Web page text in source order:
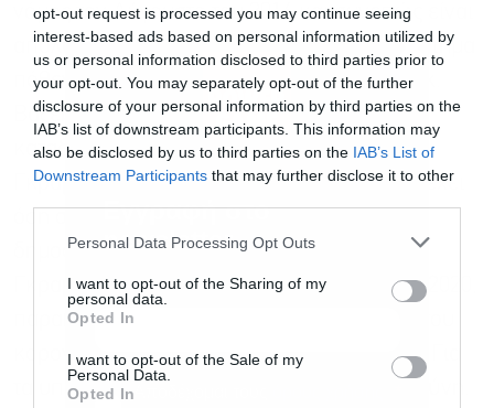
opt-out request is processed you may continue seeing
interest-based ads based on personal information utilized by
us or personal information disclosed to third parties prior to
your opt-out. You may separately opt-out of the further
disclosure of your personal information by third parties on the
IAB’s list of downstream participants. This information may
also be disclosed by us to third parties on the IAB’s List of
Downstream Participants that may further disclose it to other
Personal Data Processing Opt Outs
I want to opt-out of the Sharing of my
personal data.
Opted In
I want to opt-out of the Sale of my
Personal Data.
Opted In
νόμος τον Αύγουστο του 2016 και συνεπώς είναι
απολύτως σαφές ότι δεν υπάρχει κανένα ζήτημα
πόθεν έσχες. Αυτή είναι η αλήθεια. Αλλά ο κ.
Βαξεβάνης, ο οποίος έχει πρωτόδικα
καταδικαστεί κατόπιν αγωγής της κυρίας
Γκραμπόφσκι για συκοφαντική δυσφήμιση, έχει
δημοσίευμά του που εμφάνιζε την Μαρέβα
Γκραμπόφσκι να βρίσκεται στην Αίγυπτο το 2020,
παραβιάζοντας τα περιοριστικά μέτρα κατά του
κορονοϊού, όταν το ταξίδι είχε γίνει το 2019. Για
τα υπόλοιπα το λόγο θα έχει ξανά η Δικαιοσύνη.
Εγγραφή στο
newsletter
Αποδέχομαι τους